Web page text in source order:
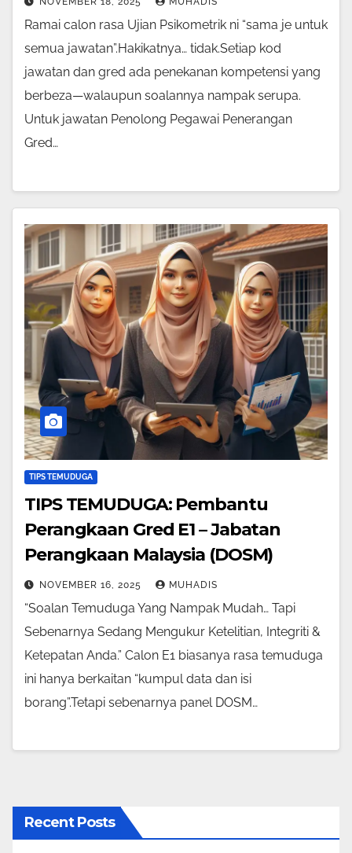
Ramai calon rasa Ujian Psikometrik ni “sama je untuk
semua jawatan”.Hakikatnya… tidak.Setiap kod
jawatan dan gred ada penekanan kompetensi yang
berbeza—walaupun soalannya nampak serupa.
Untuk jawatan Penolong Pegawai Penerangan
Gred…
TIPS TEMUDUGA
TIPS TEMUDUGA: Pembantu
Perangkaan Gred E1 – Jabatan
Perangkaan Malaysia (DOSM)
NOVEMBER 16, 2025 MUHADIS
“Soalan Temuduga Yang Nampak Mudah… Tapi
Sebenarnya Sedang Mengukur Ketelitian, Integriti &
Ketepatan Anda.” Calon E1 biasanya rasa temuduga
ini hanya berkaitan “kumpul data dan isi
borang”.Tetapi sebenarnya panel DOSM…
Recent Posts